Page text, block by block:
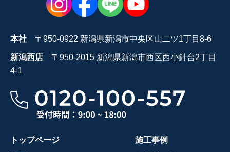
本社 〒950-0922 新潟県新潟市中央区山二ツ1丁目8-6
新潟西店 〒950-2015 新潟県新潟市西区西小針台2丁目
4-1
トップページ
施工事例